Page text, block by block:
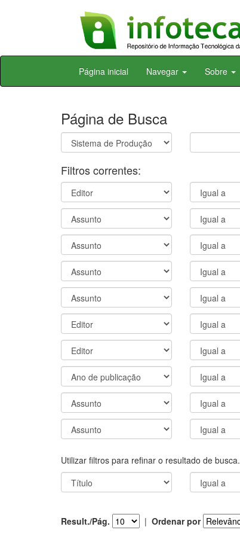
Skip
Página inicial Navegar Sobre
Página de Busca
Filtros correntes:
Utilizar filtros para refinar o resultado de busca.
Result./Pág. | Ordenar por